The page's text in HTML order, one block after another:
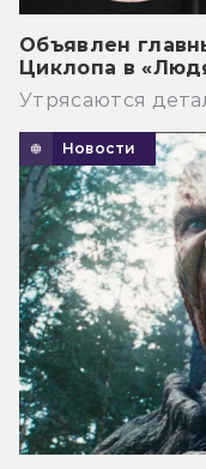
Объявлен
Циклопа в
Утрясаются
Новости